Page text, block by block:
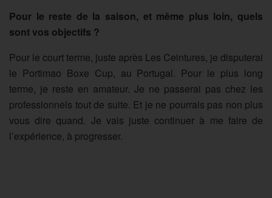
Pour le reste de la saison, et même plus loin, quels
sont vos objectifs ?
Pour le court terme, juste après Les Ceintures, je disputerai
le Portimao Boxe Cup, au Portugal. Pour le plus long
terme, je reste en amateur. Je ne passerai pas chez les
professionnels tout de suite. Et je ne pourrais pas non plus
vous dire quand. Je vais juste continuer à me faire de
l’expérience, à progresser.